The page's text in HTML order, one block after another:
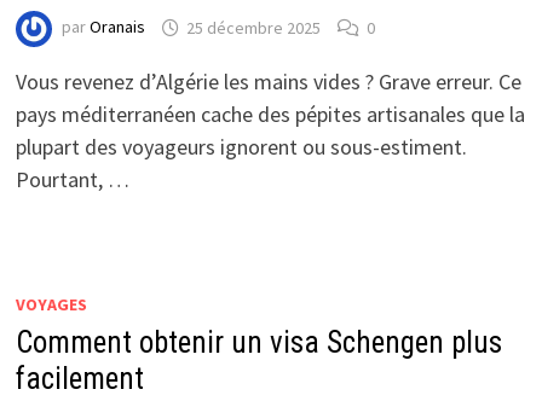
parOranais 25 décembre 2025 0
Vous revenez d’Algérie les mains vides ? Grave erreur. Ce
pays méditerranéen cache des pépites artisanales que la
plupart des voyageurs ignorent ou sous-estiment.
Pourtant, …
VOYAGES
Comment obtenir un visa Schengen plus
facilement